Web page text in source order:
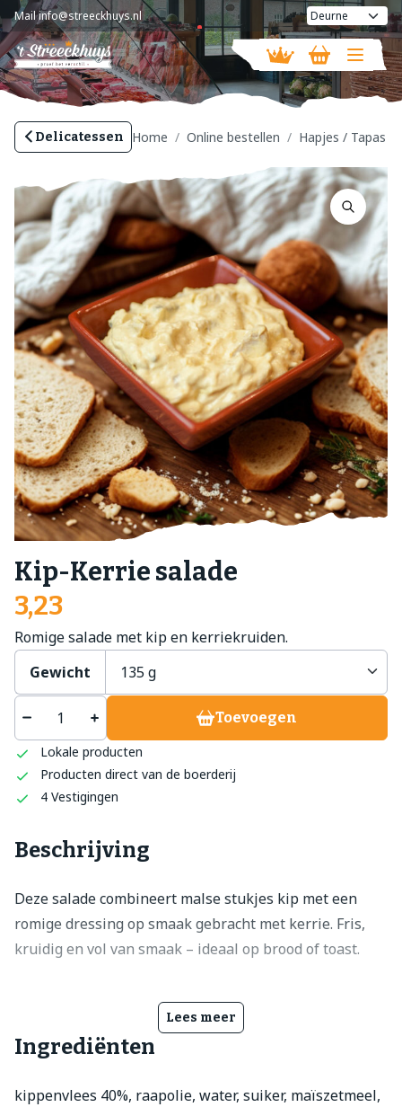
Mailinfo@streeckhuys.nl
Vandaag geopend van08:30 - 16:00
Delicatessen Home Online bestellen Hapjes / Tapas
Kip-Kerrie salade
3,23
Romige salade met kip en kerriekruiden.
Gewicht
Toevoegen
Lokale producten
Producten direct van de boerderij
4 Vestigingen
Beschrijving
Deze salade combineert malse stukjes kip met een
romige dressing op smaak gebracht met kerrie. Fris,
kruidig en vol van smaak – ideaal op brood of toast.
Lees meer
Ingrediënten
kippenvlees 40%, raapolie, water, suiker, maïszetmeel,